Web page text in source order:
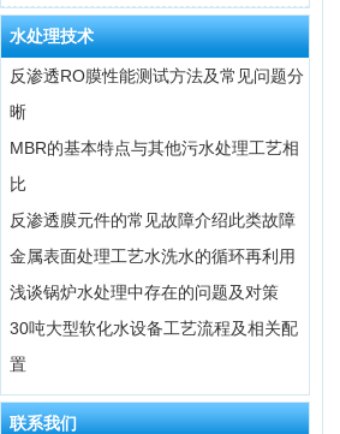
水处理技术
反渗透RO膜性能测试方法及常见问题分
晰
MBR的基本特点与其他污水处理工艺相
比
反渗透膜元件的常见故障介绍此类故障
金属表面处理工艺水洗水的循环再利用
浅谈锅炉水处理中存在的问题及对策
30吨大型软化水设备工艺流程及相关配
置
联系我们